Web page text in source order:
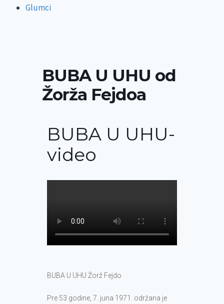
Glumci
BUBA U UHU od
Žorža Fejdoa
BUBA U UHU-
video
BUBA U UHU Žorž Fejdo
Pre 53 godine, 7. juna 1971. održana je